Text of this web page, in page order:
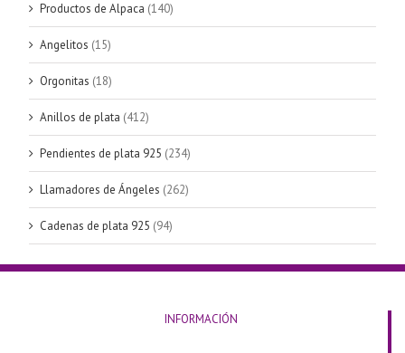
Productos de Alpaca (140)
Angelitos (15)
Orgonitas (18)
Anillos de plata (412)
Pendientes de plata 925 (234)
Llamadores de Ángeles (262)
Cadenas de plata 925 (94)
INFORMACIÓN